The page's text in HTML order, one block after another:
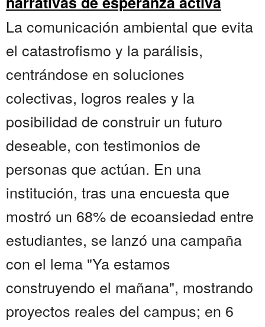
La comunicación ambiental que evita
el catastrofismo y la parálisis,
centrándose en soluciones
colectivas, logros reales y la
posibilidad de construir un futuro
deseable, con testimonios de
personas que actúan. En una
institución, tras una encuesta que
mostró un 68% de ecoansiedad entre
estudiantes, se lanzó una campaña
con el lema "Ya estamos
construyendo el mañana", mostrando
proyectos reales del campus; en 6